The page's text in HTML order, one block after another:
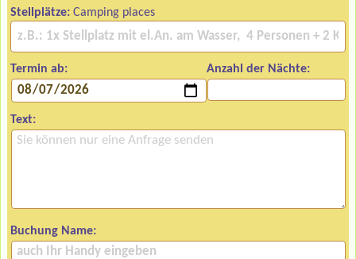
Stellplätze: Camping places
Termin ab: Anzahl der Nächte:
Text:
Buchung Name: